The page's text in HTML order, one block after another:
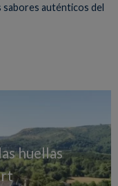
auténticos del
huellas